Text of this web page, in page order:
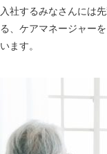
入社するみなさんには
る、ケアマネージャー
います。